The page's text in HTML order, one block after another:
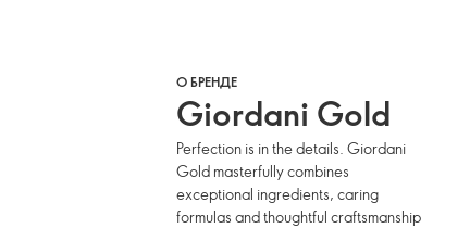
О БРЕНДЕ
Giordani Gold
Perfection is in the details. Giordani
Gold masterfully combines
exceptional ingredients, caring
formulas and thoughtful craftsmanship